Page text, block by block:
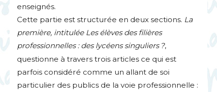
enseignés.
Cette partie est structurée en deux sections. La
première, intitulée Les élèves des filières
professionnelles : des lycéens singuliers ?,
questionne à travers trois articles ce qui est
parfois considéré comme un allant de soi
particulier des publics de la voie professionnelle :